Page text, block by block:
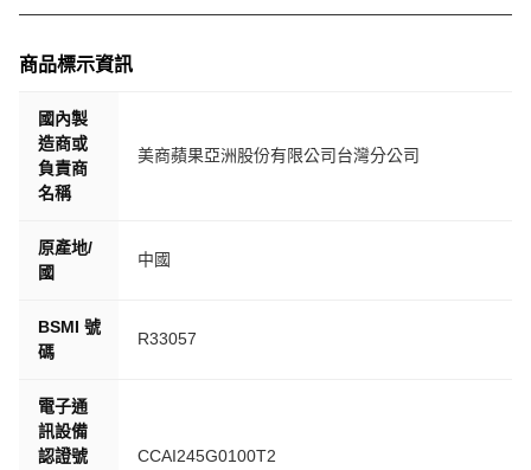
商品標示資訊
國內製
造商或
負責商
名稱
美商蘋果亞洲股份有限公司台灣分公司
原產地/
國
中國
BSMI 號
碼
R33057
電子通
訊設備
認證號
CCAI245G0100T2